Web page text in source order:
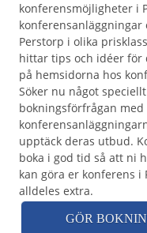
konferensmöjligheter i
konferensanläggningar
Perstorp i olika
hittar tips och idéer för
på hemsidorna hos
Söker nu något
bokningsförfrågan
upptäck deras utbud.
boka i god tid så att ni
kan göra er konferens
alldeles extra.
GÖR